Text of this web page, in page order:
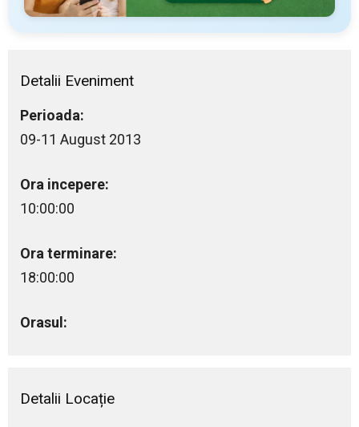
Detalii Eveniment
Perioada:
09-11 August 2013
Ora incepere:
10:00:00
Ora terminare:
18:00:00
Orasul:
Detalii Locație